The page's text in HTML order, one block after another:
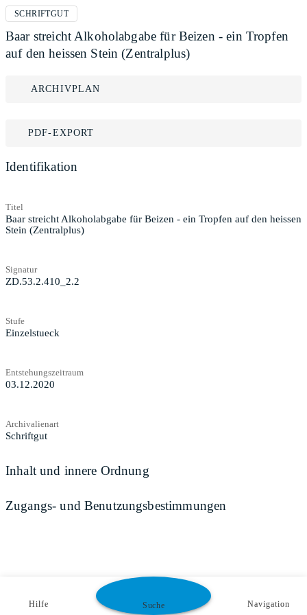
SCHRIFTGUT
Baar streicht Alkoholabgabe für Beizen - ein Tropfen
auf den heissen Stein (Zentralplus)
ARCHIVPLAN
PDF-EXPORT
Identifikation
Titel
Baar streicht Alkoholabgabe für Beizen - ein Tropfen auf den heissen
Stein (Zentralplus)
Signatur
ZD.53.2.410_2.2
Stufe
Einzelstueck
Entstehungszeitraum
03.12.2020
Archivalienart
Schriftgut
Inhalt und innere Ordnung
Zugangs- und Benutzungsbestimmungen
Hilfe Suche Navigation